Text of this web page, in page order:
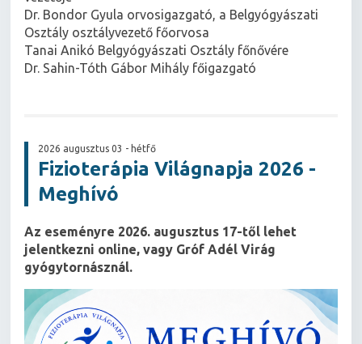
vezetője
Dr. Bondor Gyula orvosigazgató, a Belgyógyászati
Osztály osztályvezető főorvosa
Tanai Anikó Belgyógyászati Osztály főnővére
2026 augusztus 03 - hétfő
Fizioterápia Világnapja 2026 -
Meghívó
Az eseményre 2026. augusztus 17-től lehet
jelentkezni online, vagy Gróf Adél Virág